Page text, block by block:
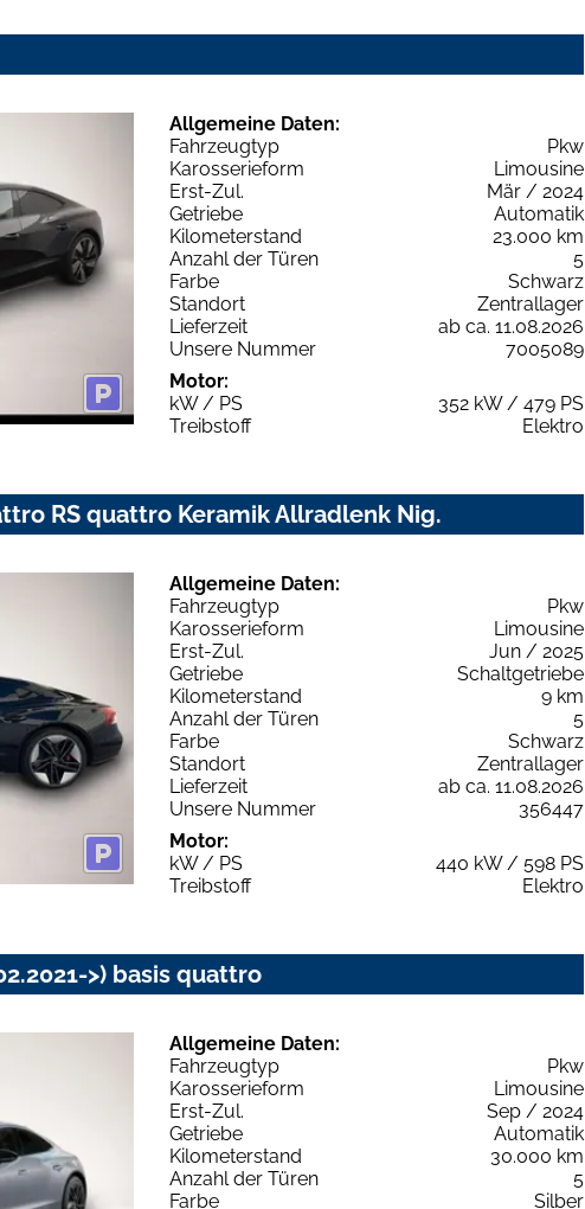
Allgemeine Daten:
Fahrzeugtyp
Pkw
Karosserieform
Limousine
Erst-Zul.
Mär / 2024
Getriebe
Automatik
Kilometerstand
23.000 km
Anzahl der Türen
5
Farbe
Schwarz
Standort
Zentrallager
Lieferzeit
ab ca. 11.08.2026
Unsere Nummer
7005089
Motor:
kW / PS
352 kW / 479 PS
Treibstoff
Elektro
RS quattro Keramik Allradlenk Nig.
Allgemeine Daten:
Fahrzeugtyp
Pkw
Karosserieform
Limousine
Erst-Zul.
Jun / 2025
Getriebe
Schaltgetriebe
Kilometerstand
9 km
Anzahl der Türen
5
Farbe
Schwarz
Standort
Zentrallager
Lieferzeit
ab ca. 11.08.2026
Unsere Nummer
356447
Motor:
kW / PS
440 kW / 598 PS
Treibstoff
Elektro
>) basis quattro
Allgemeine Daten:
Fahrzeugtyp
Pkw
Karosserieform
Limousine
Erst-Zul.
Sep / 2024
Getriebe
Automatik
Kilometerstand
30.000 km
Anzahl der Türen
5
Farbe
Silber